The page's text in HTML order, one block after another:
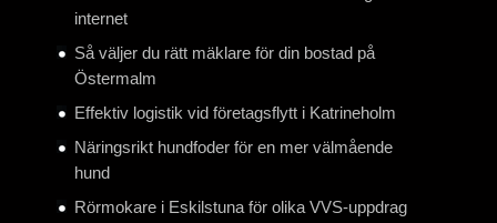
internet
Så väljer du rätt mäklare för din bostad på
Östermalm
Effektiv logistik vid företagsflytt i Katrineholm
Näringsrikt hundfoder för en mer välmående
hund
Rörmokare i Eskilstuna för olika VVS-uppdrag